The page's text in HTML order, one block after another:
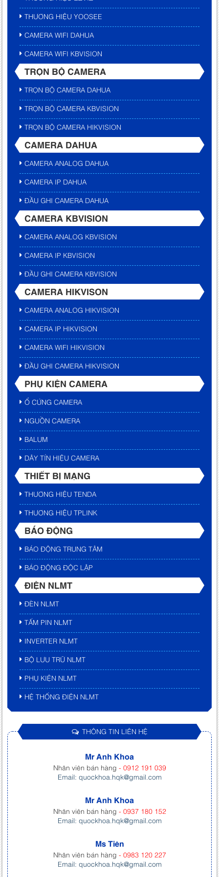
THƯƠNG HIỆU YOOSEE
CAMERA WIFI DAHUA
CAMERA WIFI KBVISION
TRỌN BỘ CAMERA
TRỌN BỘ CAMERA DAHUA
TRỌN BỘ CAMERA KBVISION
TRỌN BỘ CAMERA HIKVISION
CAMERA DAHUA
CAMERA ANALOG DAHUA
CAMERA IP DAHUA
ĐẦU GHI CAMERA DAHUA
CAMERA KBVISION
CAMERA ANALOG KBVISION
CAMERA IP KBVISION
ĐẦU GHI CAMERA KBVISION
CAMERA HIKVISON
CAMERA ANALOG HIKVISION
CAMERA IP HIKVISION
CAMERA WIFI HIKVISION
ĐẦU GHI CAMERA HIKVISION
PHỤ KIỆN CAMERA
Ổ CỨNG CAMERA
NGUỒN CAMERA
BALUM
DÂY TÍN HIỆU CAMERA
THIẾT BỊ MẠNG
THƯƠNG HIỆU TENDA
THƯƠNG HIỆU TPLINK
BÁO ĐỘNG
BÁO ĐỘNG TRUNG TÂM
BÁO ĐỘNG ĐỘC LẬP
ĐIỆN NLMT
ĐÈN NLMT
TẤM PIN NLMT
INVERTER NLMT
BỘ LƯU TRỮ NLMT
PHỤ KIỆN NLMT
HỆ THỐNG ĐIỆN NLMT
THÔNG TIN LIÊN HỆ
Mr Anh Khoa
Nhân viên bán hàng - 0912 191 039
Email: quockhoa.hqk@gmail.com
Mr Anh Khoa
Nhân viên bán hàng - 0937 180 152
Email: quockhoa.hqk@gmail.com
Ms Tiên
Nhân viên bán hàng - 0983 120 227
Email: quockhoa.hqk@gmail.com